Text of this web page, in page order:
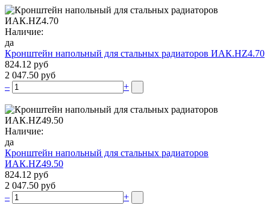
Наличие:
да
Кронштейн напольный для стальных радиаторов ИАК.НZ4.70
824.12 руб
2 047.50 руб
–
+
Наличие:
да
Кронштейн напольный для стальных радиаторов
ИАК.НZ49.50
824.12 руб
2 047.50 руб
–
+